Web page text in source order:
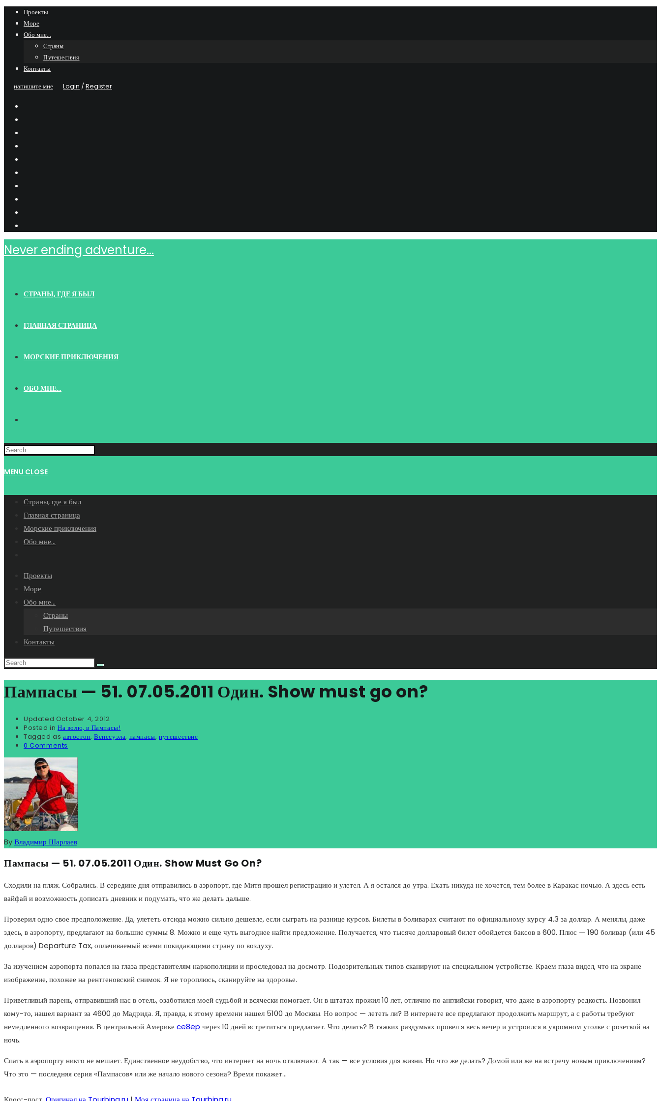
Skip
content
Проекты
Море
Обо мне…
Страны
Путешествия
Контакты
напишите мне
Login /Register
Never ending adventure...
СТРАНЫ, ГДЕ Я БЫЛ
ГЛАВНАЯ СТРАНИЦА
МОРСКИЕ ПРИКЛЮЧЕНИЯ
ОБО МНЕ…
WEBSITE
MENU CLOSE
Страны, где я был
Главная страница
Морские приключения
Обо мне…
search
Проекты
Море
Обо мне…
Страны
Путешествия
Контакты
Пампасы — 51. 07.05.2011 Один. Show must go on?
Updated October 4, 2012
Posted in На волю, в Пампасы!
Tagged as автостоп,Венесуэла, пампасы,путешествие
0 Comments
ByВладимир Шарлаев
Пампасы — 51. 07.05.2011 Один. Show Must Go On?
Сходили на пляж. Собрались. В середине дня отправились в аэропорт, где Митя прошел регистрацию и улетел. А я остался до утра. Ехать никуда не хочется, тем более в Каракас ночью. А здесь есть
вайфай и возможность дописать дневник и подумать, что же делать дальше.
Проверил одно свое предположение. Да, улететь отсюда можно сильно дешевле, если сыграть на разнице курсов. Билеты в боливарах считают по официальному курсу 4.3 за доллар. А менялы, даже
здесь, в аэропорту, предлагают на большие суммы 8. Можно и еще чуть выгоднее найти предложение. Получается, что тысяче долларовый билет обойдется баксов в 600. Плюс — 190 боливар (или 45
долларов) Departure Tax, оплачиваемый всеми покидающими страну по воздуху.
За изучением аэропорта попался на глаза представителям наркополиции и проследовал на досмотр. Подозрительных типов сканируют на специальном устройстве. Краем глаза видел, что на экране
изображение, похожее на рентгеновский снимок. Я не тороплюсь, сканируйте на здоровье.
Приветливый парень, отправивший нас в отель, озаботился моей судьбой и всячески помогает. Он в штатах прожил 10 лет, отлично по английски говорит, что даже в аэропорту редкость. Позвонил
кому-то, нашел вариант за 4600 до Мадрида. Я, правда, к этому времени нашел 5100 до Москвы. Но вопрос — лететь ли? В интернете все предлагают продолжить маршрут, а с работы требуют
немедленного возвращения. В центральной Америке ce8ep через 10 дней встретиться предлагает. Что делать? В тяжких раздумьях провел я весь вечер и устроился в укромном уголке с розеткой на
ночь.
Спать в аэропорту никто не мешает. Единственное неудобство, что интернет на ночь отключают. А так — все условия для жизни. Но что же делать? Домой или же на встречу новым приключениям?
Что это — последняя серия «Пампасов» или же начало нового сезона? Время покажет…